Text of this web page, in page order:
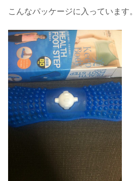
こんなパッケージに入っています。